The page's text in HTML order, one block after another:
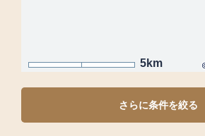
5km
さらに条件を絞る